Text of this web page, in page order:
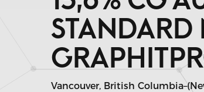
STANDARD
Vancouver, British